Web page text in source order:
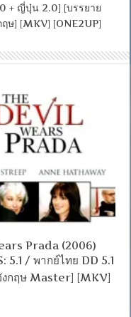
+ ญี่ปุ่น 2.0] [บรรยาย
ฤษ] [MKV] [ONE2UP]
Prada (2006)
5.1 / พากย์ไทย DD 5.1
กฤษ Master] [MKV]